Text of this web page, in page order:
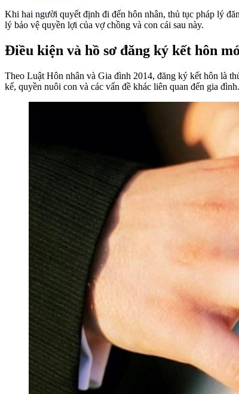
Khi hai người quyết định đi đến hôn nhân, thủ tục pháp lý
lý bảo vệ quyền lợi của vợ chồng và con cái sau này.
Điều kiện và hồ sơ đăng ký kết hôn
Theo Luật Hôn nhân và Gia đình 2014, đăng ký kết hôn là
kế, quyền nuôi con và các vấn đề khác liên quan đến gia đình.